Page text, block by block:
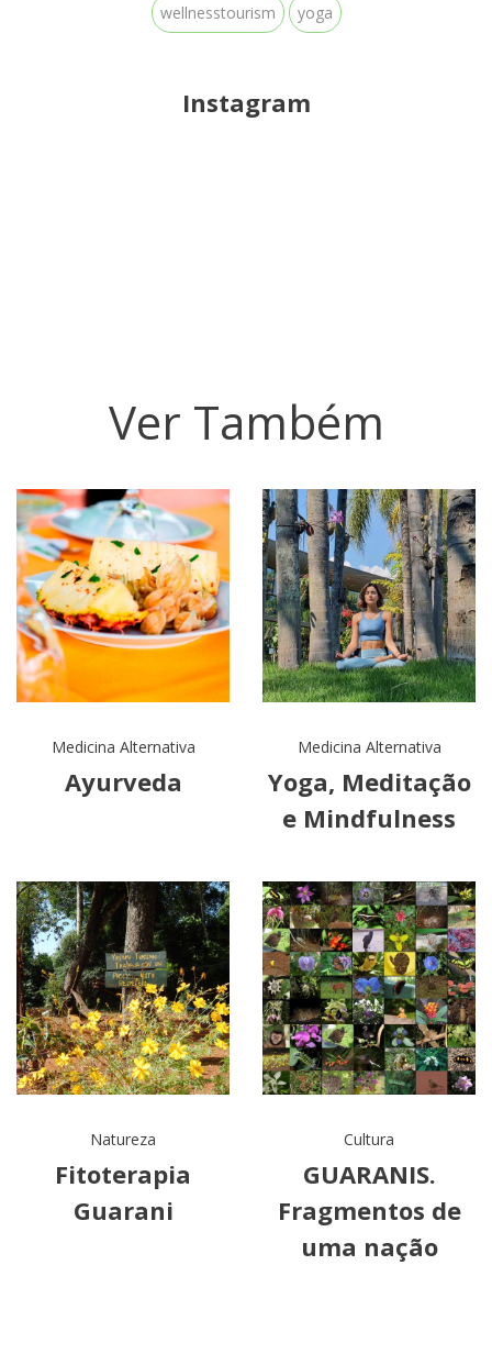
wellnesstourism yoga
Instagram
Ver Também
Medicina Alternativa
Ayurveda
Medicina Alternativa
Yoga, Meditação
e Mindfulness
Natureza
Fitoterapia
Guarani
Cultura
GUARANIS.
Fragmentos de
uma nação